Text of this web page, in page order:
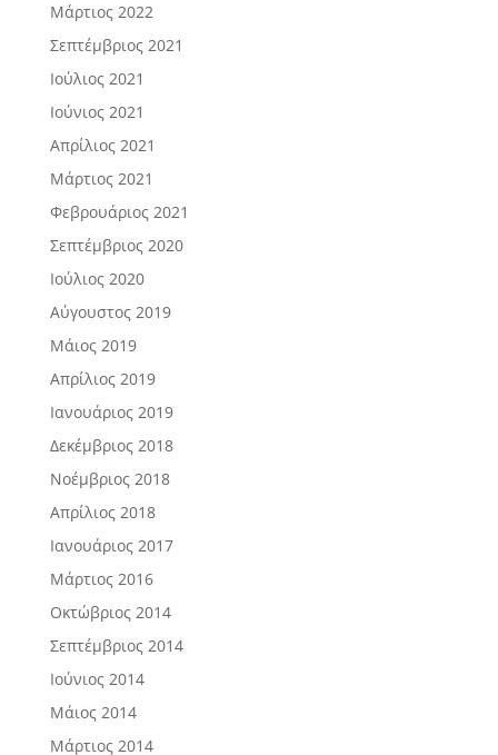
Μάρτιος 2022
Σεπτέμβριος 2021
Ιούλιος 2021
Ιούνιος 2021
Απρίλιος 2021
Μάρτιος 2021
Φεβρουάριος 2021
Σεπτέμβριος 2020
Ιούλιος 2020
Αύγουστος 2019
Μάιος 2019
Απρίλιος 2019
Ιανουάριος 2019
Δεκέμβριος 2018
Νοέμβριος 2018
Απρίλιος 2018
Ιανουάριος 2017
Μάρτιος 2016
Οκτώβριος 2014
Σεπτέμβριος 2014
Ιούνιος 2014
Μάιος 2014
Μάρτιος 2014